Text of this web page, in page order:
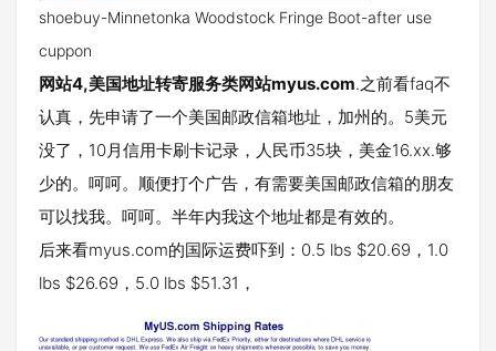
shoebuy-Minnetonka Woodstock Fringe Boot-after use
cuppon
网站4,美国地址转寄服务类网站myus.com.之前看faq不
认真，先申请了一个美国邮政信箱地址，加州的。5美元
没了，10月信用卡刷卡记录，人民币35块，美金16.xx.够
少的。呵呵。顺便打个广告，有需要美国邮政信箱的朋友
可以找我。呵呵。半年内我这个地址都是有效的。
后来看myus.com的国际运费吓到：0.5 lbs $20.69，1.0
lbs $26.69，5.0 lbs $51.31，